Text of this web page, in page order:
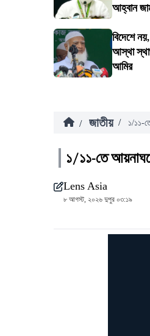
আহ্বান
বিদেশে
আস্থা
আমির
/ জাতীয় / ১/১১-
১/১১-তে
Lens Asia
৮ আগস্ট, ২০২৬ দুপুর ০৩:১৯